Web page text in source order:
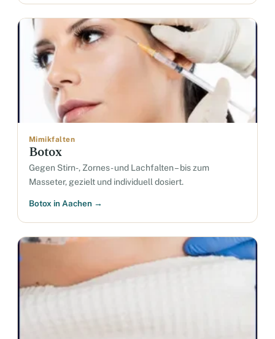
Mimikfalten
Botox
Gegen Stirn-, Zornes- und Lachfalten – bis zum
Masseter, gezielt und individuell dosiert.
Botox in Aachen →